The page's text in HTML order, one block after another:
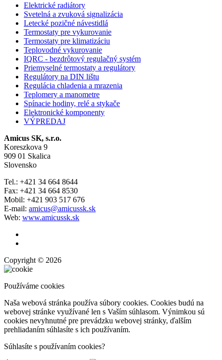
Elektrické radiátory
Svetelná a zvuková signalizácia
Letecké pozičné návestidlá
Termostaty pre vykurovanie
Termostaty pre klimatizáciu
Teplovodné vykurovanie
IQRC - bezdrôtový regulačný systém
Priemyselné termostaty a regulátory
Regulátory na DIN lištu
Regulácia chladenia a mrazenia
Teplomery a manometre
Spínacie hodiny, relé a stykače
Elektronické komponenty
VÝPREDAJ
Amicus SK, s.r.o.
Koreszkova 9
909 01 Skalica
Slovensko
Tel.: +421 34 664 8644
Fax: +421 34 664 8530
Mobil: +421 903 517 676
E-mail: amicus@amicussk.sk
Web: www.amicussk.sk
Copyright © 2026
Používáme cookies
Naša webová stránka používa súbory cookies. Cookies budú na
webovej stránke využívané len s Vaším súhlasom. Výnimkou sú
cookies nevyhnutné pre prevádzku webovej stránky, ďalším
prehliadaním súhlasíte s ich používaním.
Súhlasíte s používaním cookies?